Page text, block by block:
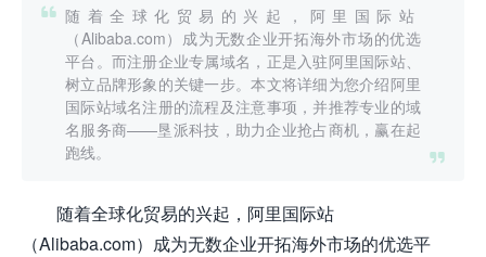


随着全球化贸易的兴起，阿里国际站
（Alibaba.com）成为无数企业开拓海外市场的优选
平台。而注册企业专属域名，正是入驻阿里国际站、
树立品牌形象的关键一步。本文将详细为您介绍阿里
国际站域名注册的流程及注意事项，并推荐专业的域
名服务商——垦派科技，助力企业抢占商机，赢在起
跑线。
随着全球化贸易的兴起，阿里国际站
（Alibaba.com）成为无数企业开拓海外市场的优选平